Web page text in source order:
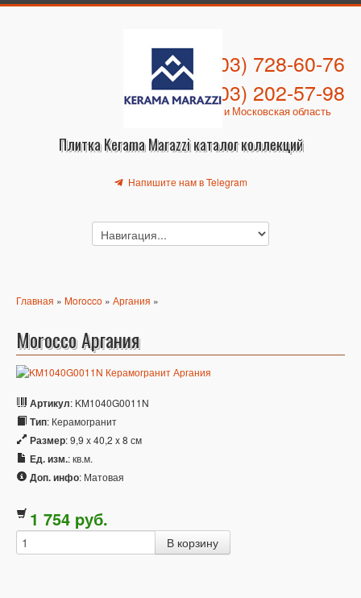
Плитка Kerama Marazzi каталог коллекций
+7 (903) 728-60-76
+7 (903) 202-57-98
Москва и Московская область
Напишите нам в Telegram
Главная » Morocco » Аргания »
Morocco Аргания
Артикул: KM1040G0011N
Тип: Керамогранит
Размер: 9,9 x 40,2 x 8 см
Ед. изм.: кв.м.
Доп. инфо: Матовая
1 754 pуб.